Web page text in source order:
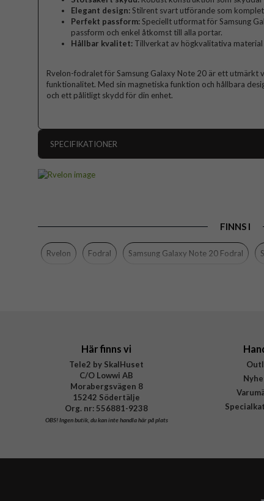
Elegant design:Stilrent svart utförande som
Perfekt passform:Speciellt utformat för Samsung
passform och enkel åtkomst till alla portar.
Hållbar kvalitet: Tillverkat av högkvalitativa material
Rvelon-fodralet för Samsung Galaxy Note 20 är ett utmärkt
funktionalitet. Med sin magnetiska funktion och hållbara
och ett pålitligt skydd för din enhet.
SPECIFIKATIONER
Egenskaper
Färg
FINNS I
Rvelon Fodral Samsung Galaxy Note 20 Fodral
Här finns vi
Tele2 by SkalHuset
C/O Lowwi AB
Morabergsvägen 8
15242 Södertälje
Org. nr: 556881-9238
OBS!Ingen butik, du kan inte handla här på plats